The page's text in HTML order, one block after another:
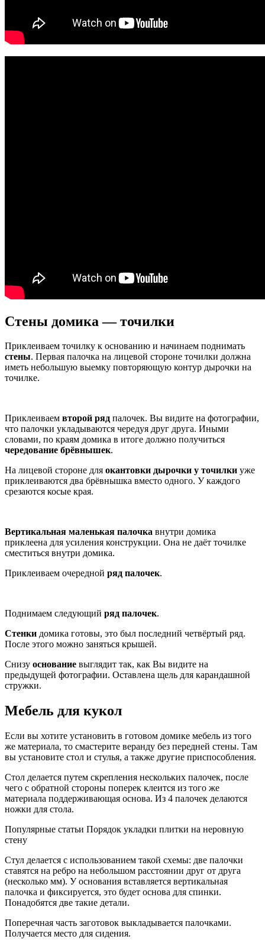
Стены домика — точилки
Приклеиваем точилку к основанию и начинаем поднимать
стены. Первая палочка на лицевой стороне точилки должна
иметь небольшую выемку повторяющую контур дырочки на
точилке.
Приклеиваем второй ряд палочек. Вы видите на фотографии,
что палочки укладываются чередуя друг друга. Иными
словами, по краям домика в итоге должно получиться
чередование брёвнышек.
На лицевой стороне для окантовки дырочки у точилки уже
приклеиваются два брёвнышка вместо одного. У каждого
срезаются косые края.
Вертикальная маленькая палочка внутри домика
приклеена для усиления конструкции. Она не даёт точилке
сместиться внутри домика.
Приклеиваем очередной ряд палочек.
Поднимаем следующий ряд палочек.
Стенки домика готовы, это был последний четвёртый ряд.
После этого можно заняться крышей.
Снизу основание выглядит так, как Вы видите на
предыдущей фотографии. Оставлена щель для карандашной
стружки.
Мебель для кукол
Если вы хотите установить в готовом домике мебель из того
же материала, то смастерите веранду без передней стены. Там
вы установите стол и стулья, а также другие приспособления.
Стол делается путем скрепления нескольких палочек, после
чего с обратной стороны поперек клеится из того же
материала поддерживающая основа. Из 4 палочек делаются
ножки для стола.
Популярные статьи Порядок укладки плитки на неровную
стену
Стул делается с использованием такой схемы: две палочки
ставятся на ребро на небольшом расстоянии друг от друга
(несколько мм). У основания вставляется вертикальная
палочка и фиксируется, это будет основа для спинки.
Понадобятся две такие детали.
Поперечная часть заготовок выкладывается палочками.
Получается место для сидения.